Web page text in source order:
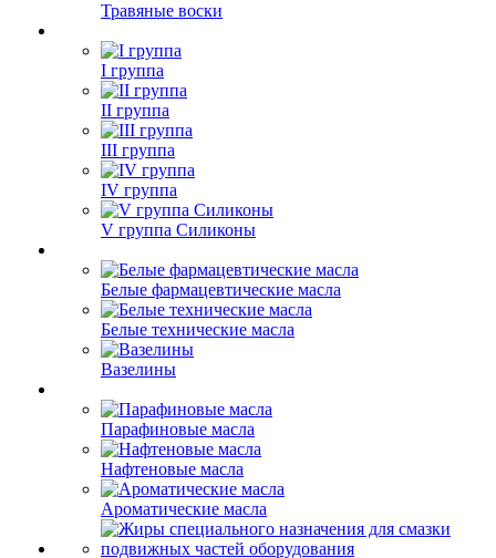
Травяные воски
I группа
II группа
III группа
IV группа
V группа Силиконы
Белые фармацевтические масла
Белые технические масла
Вазелины
Парафиновые масла
Нафтеновые масла
Ароматические масла